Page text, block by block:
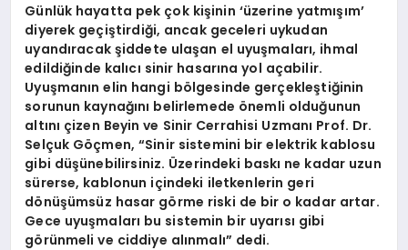
Günlük hayatta pek çok kişinin ‘üzerine yatmışım’
diyerek geçiştirdiği, ancak geceleri uykudan
uyandıracak şiddete ulaşan el uyuşmaları, ihmal
edildiğinde kalıcı sinir hasarına yol açabilir.
Uyuşmanın elin hangi bölgesinde gerçekleştiğinin
sorunun kaynağını belirlemede önemli olduğunun
altını çizen Beyin ve Sinir Cerrahisi Uzmanı Prof. Dr.
Selçuk Göçmen, “Sinir sistemini bir elektrik kablosu
gibi düşünebilirsiniz. Üzerindeki baskı ne kadar uzun
sürerse, kablonun içindeki iletkenlerin geri
dönüşümsüz hasar görme riski de bir o kadar artar.
Gece uyuşmaları bu sistemin bir uyarısı gibi
görünmeli ve ciddiye alınmalı” dedi.